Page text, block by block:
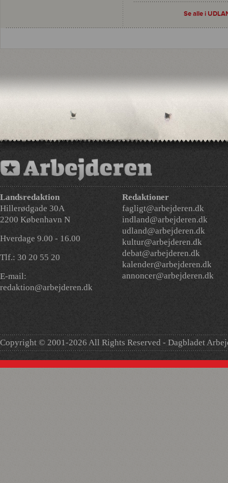
Se alle i
Landsredaktion
Hillerødgade 30A
2200 København N
Hverdage 9.00 - 16.00
Tlf.: 30 20 55 20
E-mail:
redaktion@arbejderen.dk
Redaktioner
fagligt@arbejderen.dk
indland@arbejderen.dk
udland@arbejderen.dk
kultur@arbejderen.dk
debat@arbejderen.dk
kalender@arbejderen.dk
annoncer@arbejderen.dk
Copyright © 2001-2026 All Rights Reserved - Dagbladet